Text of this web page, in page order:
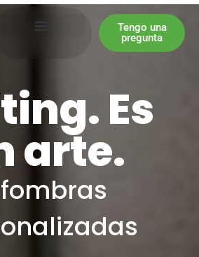
Tengo una
pregunta
Es
arte.